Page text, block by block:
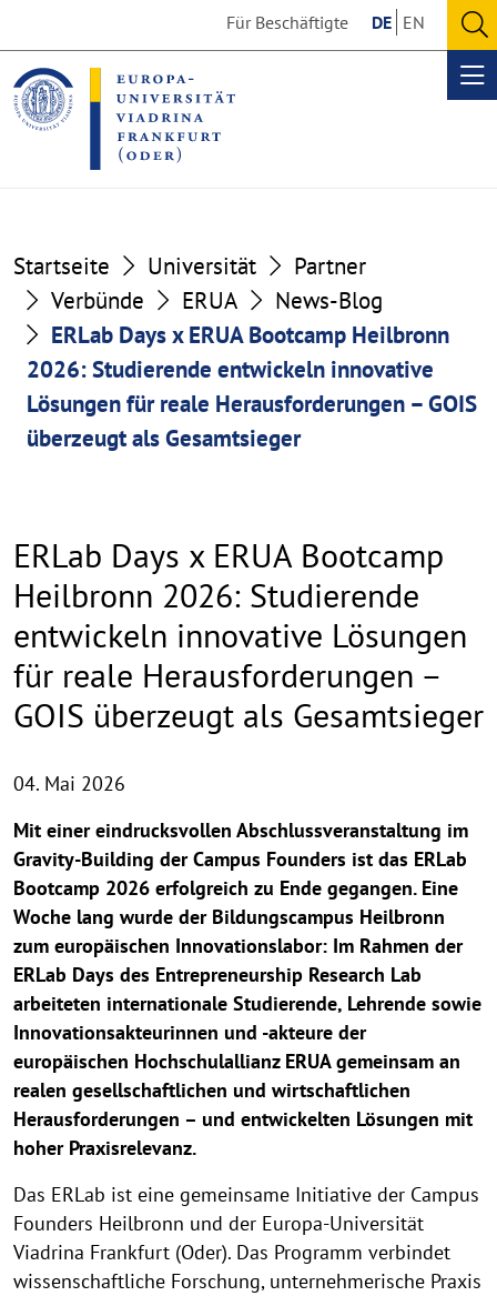
the
content
section
the
footer
section
Für Beschäftigte DE EN
Startseite Universität
Partner
Verbünde
ERUA
News-Blog
ERLab Days x ERUA Bootcamp Heilbronn
2026: Studierende entwickeln innovative
Lösungen für reale Herausforderungen – GOIS
überzeugt als Gesamtsieger
ERLab Days x ERUA Bootcamp
Heilbronn 2026: Studierende
entwickeln innovative Lösungen
für reale Herausforderungen –
GOIS überzeugt als Gesamtsieger
04. Mai 2026
Mit einer eindrucksvollen Abschlussveranstaltung im
Gravity-Building der Campus Founders ist das ERLab
Bootcamp 2026 erfolgreich zu Ende gegangen. Eine
Woche lang wurde der Bildungscampus Heilbronn
zum europäischen Innovationslabor: Im Rahmen der
ERLab Days des Entrepreneurship Research Lab
arbeiteten internationale Studierende, Lehrende sowie
Innovationsakteurinnen und -akteure der
europäischen Hochschulallianz ERUA gemeinsam an
realen gesellschaftlichen und wirtschaftlichen
Herausforderungen – und entwickelten Lösungen mit
hoher Praxisrelevanz.
Das ERLab ist eine gemeinsame Initiative der Campus
Founders Heilbronn und der Europa-Universität
Viadrina Frankfurt (Oder). Das Programm verbindet
wissenschaftliche Forschung, unternehmerische Praxis